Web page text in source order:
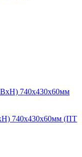
740x430x60мм (ПТ